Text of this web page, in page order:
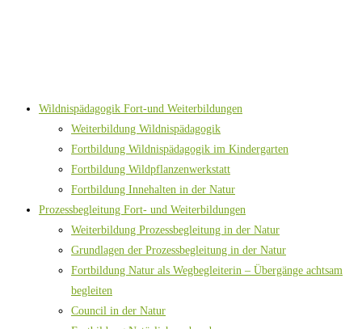
Wildnispädagogik Fort-und Weiterbildungen
Weiterbildung Wildnispädagogik
Fortbildung Wildnispädagogik im Kindergarten
Fortbildung Wildpflanzenwerkstatt
Fortbildung Innehalten in der Natur
Prozessbegleitung Fort- und Weiterbildungen
Weiterbildung Prozessbegleitung in der Natur
Grundlagen der Prozessbegleitung in der Natur
Fortbildung Natur als Wegbegleiterin – Übergänge achtsam
begleiten
Council in der Natur